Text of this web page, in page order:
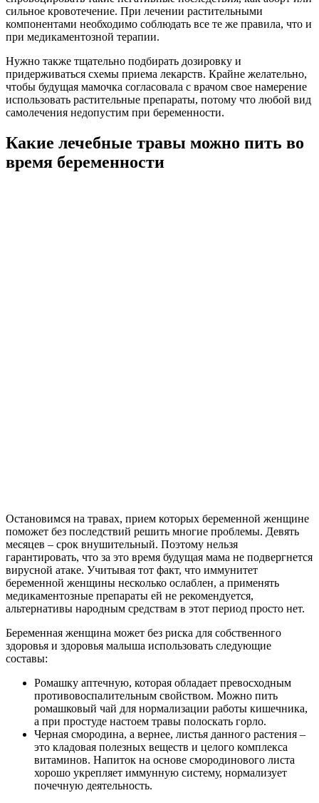
сильное кровотечение. При лечении растительными
компонентами необходимо соблюдать все те же правила, что и
при медикаментозной терапии.
Нужно также тщательно подбирать дозировку и
придерживаться схемы приема лекарств. Крайне желательно,
чтобы будущая мамочка согласовала с врачом свое намерение
использовать растительные препараты, потому что любой вид
самолечения недопустим при беременности.
Какие лечебные травы можно пить во
время беременности
Остановимся на травах, прием которых беременной женщине
поможет без последствий решить многие проблемы. Девять
месяцев – срок внушительный. Поэтому нельзя
гарантировать, что за это время будущая мама не подвергнется
вирусной атаке. Учитывая тот факт, что иммунитет
беременной женщины несколько ослаблен, а применять
медикаментозные препараты ей не рекомендуется,
альтернативы народным средствам в этот период просто нет.
Беременная женщина может без риска для собственного
здоровья и здоровья малыша использовать следующие
составы:
Ромашку аптечную, которая обладает превосходным
противовоспалительным свойством. Можно пить
ромашковый чай для нормализации работы кишечника,
а при простуде настоем травы полоскать горло.
Черная смородина, а вернее, листья данного растения –
это кладовая полезных веществ и целого комплекса
витаминов. Напиток на основе смородинового листа
хорошо укрепляет иммунную систему, нормализует
почечную деятельность.